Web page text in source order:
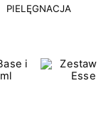
PIELĘGNACJA